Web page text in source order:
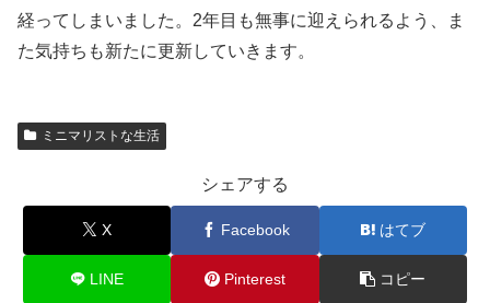
経ってしまいました。2年目も無事に迎えられるよう、ま
た気持ちも新たに更新していきます。
ミニマリストな生活
シェアする
X Facebook はてブ
LINE Pinterest コピー